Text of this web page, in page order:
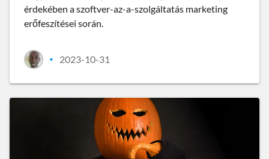
érdekében a szoftver-az-a-szolgáltatás marketing
erőfeszítései során.
• 2023-10-31